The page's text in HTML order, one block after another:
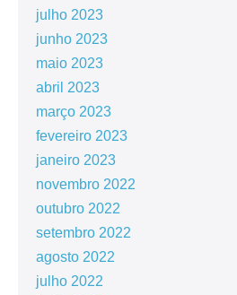
julho 2023
junho 2023
maio 2023
abril 2023
março 2023
fevereiro 2023
janeiro 2023
novembro 2022
outubro 2022
setembro 2022
agosto 2022
julho 2022